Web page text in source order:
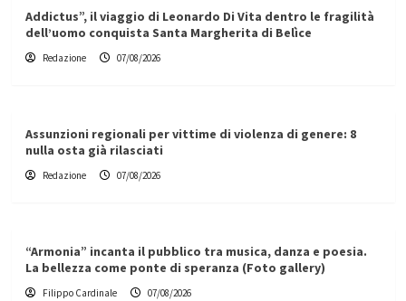
Addictus”, il viaggio di Leonardo Di Vita dentro le fragilità
dell’uomo conquista Santa Margherita di Belìce
Redazione 07/08/2026
Assunzioni regionali per vittime di violenza di genere: 8
nulla osta già rilasciati
Redazione 07/08/2026
“Armonia” incanta il pubblico tra musica, danza e poesia.
La bellezza come ponte di speranza (Foto gallery)
Filippo Cardinale 07/08/2026